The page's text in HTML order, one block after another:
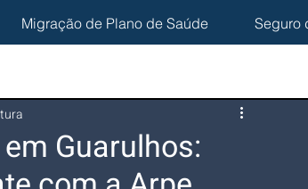
Migração de Plano de Saúde Seguro
Guarulhos: